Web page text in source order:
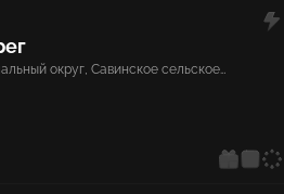
округ, Савинское сельское